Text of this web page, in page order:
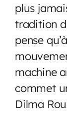
plus
tradition
pense
machine
commet
Dilma